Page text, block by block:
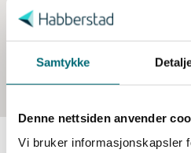
Samtykke
Denne nettsiden anvender
Vi bruker informasjonskapsler
m
y